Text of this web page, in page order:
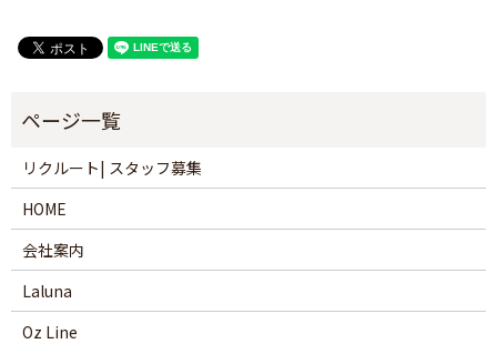
リクルート| スタッフ募集
HOME
会社案内
Laluna
Oz Line